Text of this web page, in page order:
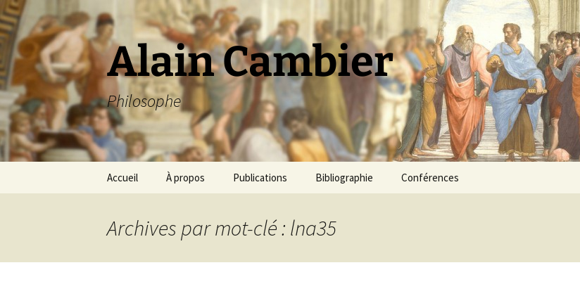
Aller
au
contenu
Alain Cambier
Philosophe
Accueil À propos Publications Bibliographie Conférences
Archives par mot-clé : lna35